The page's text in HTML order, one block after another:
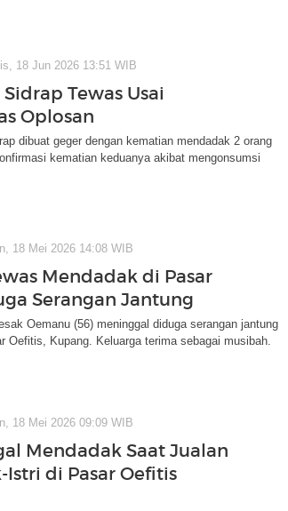
18 Jun 2026 13:51 WIB
Tewas Usai
Oplosan
dibuat geger dengan kematian mendadak 2 orang
kematian keduanya akibat mengonsumsi
18 Mei 2026 14:08 WIB
Mendadak di Pasar
Serangan Jantung
Oemanu (56) meninggal diduga serangan jantung
Oefitis, Kupang. Keluarga terima sebagai musibah.
18 Mei 2026 09:09 WIB
Mendadak Saat Jualan
Istri di Pasar Oefitis